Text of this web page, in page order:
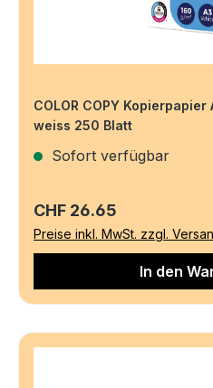
COLOR COPY
weiss 250 Blatt
Sofort verfügbar
Regulärer Preis:
CHF 26.65
Preise inkl. MwSt. zzgl.
In den